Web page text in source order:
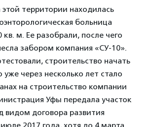
этой территории находилась
больница
м. Ее разобрали, после чего
забором компания «СУ-10».
строительство начать
уже через несколько лет стало
на строительство компании
Уфы передала участок
видом договора развития